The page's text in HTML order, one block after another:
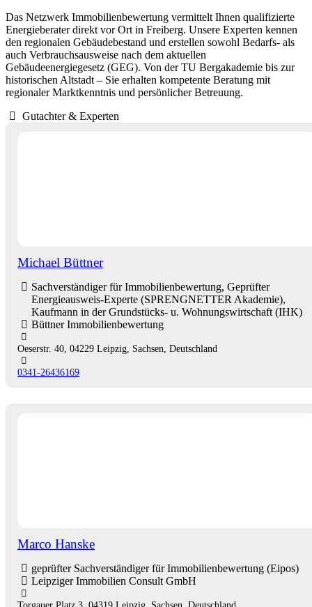
Das Netzwerk Immobilienbewertung vermittelt Ihnen qualifizierte
Energieberater direkt vor Ort in Freiberg. Unsere Experten kennen
den regionalen Gebäudebestand und erstellen sowohl Bedarfs- als
auch Verbrauchsausweise nach dem aktuellen
Gebäudeenergiegesetz (GEG). Von der TU Bergakademie bis zur
historischen Altstadt – Sie erhalten kompetente Beratung mit
regionaler Marktkenntnis und persönlicher Betreuung.
Gutachter & Experten
Michael Büttner
Sachverständiger für Immobilienbewertung, Geprüfter
Energieausweis-Experte (SPRENGNETTER Akademie),
Kaufmann in der Grundstücks- u. Wohnungswirtschaft (IHK)
Büttner Immobilienbewertung
Oeserstr. 40, 04229 Leipzig, Sachsen, Deutschland
0341-26436169
Marco Hanske
geprüfter Sachverständiger für Immobilienbewertung (Eipos)
Leipziger Immobilien Consult GmbH